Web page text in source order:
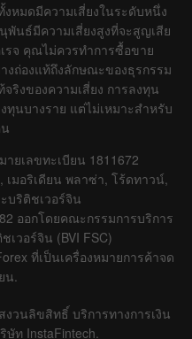
Forecast Previous
งหมดมีความเสี่ยงในระดับหนึ่ง
นธ์มีความเสี่ยงสูงที่จะสูญเสีย
เรจ คุณไม่ควรทำการซื้อขาย
งถ่องแท้ถึงลักษณะของธุรกรรม
งของความเสี่ยง การลงทุน
ทุนบางราย แต่ไม่เหมาะสำหรับ
ยเลขทะเบียน 1811672
เมอริเดียน พลาซ่า, โร้ดทาวน์,
บริติชเวอร์จิน
ออกโดยคณะกรรมการบริการ
เวอร์จิน (BVI FSC)
ที่เป็นเครื่องหมายการค้าจด
น.
วนลิขสิทธิ์ บริการทางการเงิน
ท InstaFintech.